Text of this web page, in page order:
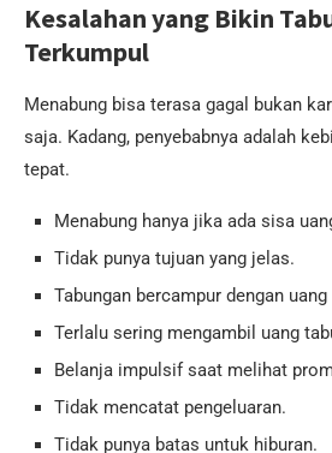
Kesalahan yang Bikin
Terkumpul
Menabung bisa terasa gagal bukan
saja. Kadang, penyebabnya adalah
tepat.
Menabung hanya jika ada sisa
Tidak punya tujuan yang jelas.
Tabungan bercampur dengan
Terlalu sering mengambil uang
Belanja impulsif saat melihat
Tidak mencatat pengeluaran.
Tidak punya batas untuk hiburan.